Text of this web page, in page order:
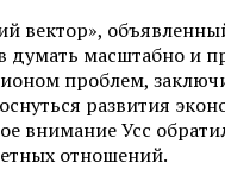
вектор»,
думать масштабно и
проблем,
развития
внимание Усс
отношений.